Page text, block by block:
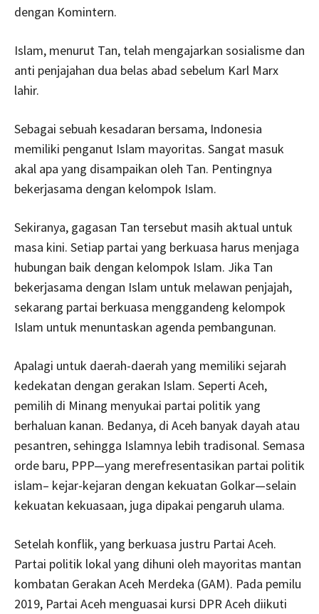
dengan Komintern.
Islam, menurut Tan, telah mengajarkan sosialisme dan
anti penjajahan dua belas abad sebelum Karl Marx
lahir.
Sebagai sebuah kesadaran bersama, Indonesia
memiliki penganut Islam mayoritas. Sangat masuk
akal apa yang disampaikan oleh Tan. Pentingnya
bekerjasama dengan kelompok Islam.
Sekiranya, gagasan Tan tersebut masih aktual untuk
masa kini. Setiap partai yang berkuasa harus menjaga
hubungan baik dengan kelompok Islam. Jika Tan
bekerjasama dengan Islam untuk melawan penjajah,
sekarang partai berkuasa menggandeng kelompok
Islam untuk menuntaskan agenda pembangunan.
Apalagi untuk daerah-daerah yang memiliki sejarah
kedekatan dengan gerakan Islam. Seperti Aceh,
pemilih di Minang menyukai partai politik yang
berhaluan kanan. Bedanya, di Aceh banyak dayah atau
pesantren, sehingga Islamnya lebih tradisonal. Semasa
orde baru, PPP—yang merefresentasikan partai politik
islam– kejar-kejaran dengan kekuatan Golkar—selain
kekuatan kekuasaan, juga dipakai pengaruh ulama.
Setelah konflik, yang berkuasa justru Partai Aceh.
Partai politik lokal yang dihuni oleh mayoritas mantan
kombatan Gerakan Aceh Merdeka (GAM). Pada pemilu
2019, Partai Aceh menguasai kursi DPR Aceh diikuti